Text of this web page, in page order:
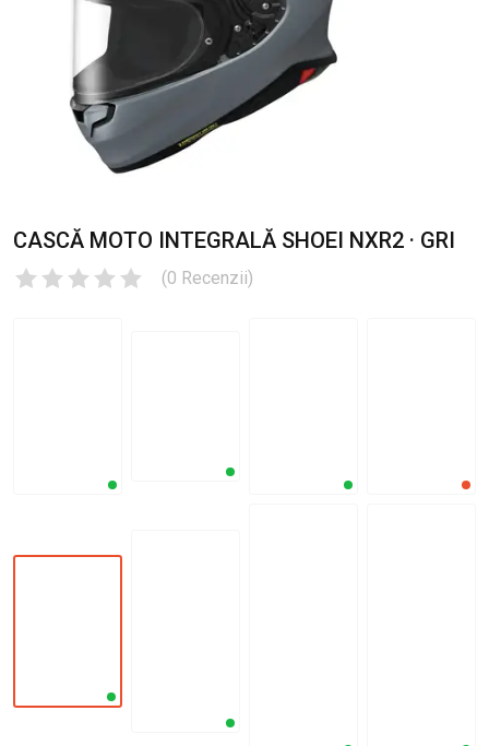
CASCĂ MOTO INTEGRALĂ SHOEI NXR2 · GRI
(0 Recenzii)